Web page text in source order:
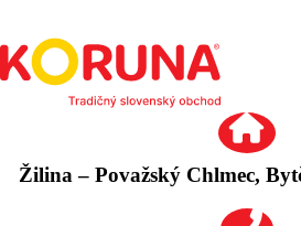
Žilina – Považský Chlmec,